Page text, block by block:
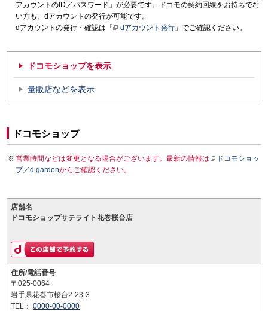
アカウントのID／パスワード」が必要です。ドコモの契約回線をお持ちでな
い方も、dアカウントの発行が可能です。
dアカウントの発行・確認は「
dアカウント発行 」でご確認ください。
ドコモショップを表示
量販店などを表示
ドコモショップ
営業時間などは変更となる場合がございます。最新の情報は
ドコモショッ
プ／d gardenからご確認ください。
店舗名
ドコモショップサテライト花巻桜台店
住所/電話番号
〒025-0064
岩手県花巻市桜台2-23-3
TEL： 0000-00-0000